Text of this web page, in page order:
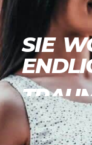
SIE